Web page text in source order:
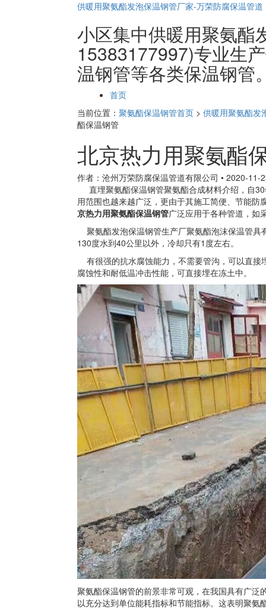
供暖用聚氨酯发泡保温钢管厂家-万荣防腐保温管道
小区集中供暖用聚氨酯
15383177997)专业生
温钢管等各类保温钢管
面
导
航
首页
当前位置： 聚氨酯保温钢管首页 > 供暖用聚氨酯发
酯保温钢管
北京热力用聚氨酯
作者：沧州万荣防腐保温管道有限公司 • 2020-11-
直埋聚氨酯保温钢管聚氨酯合成材料介绍，自
用范围也越来越广泛，更由于其施工简便、节能
京热力用聚氨酯保温钢管广泛应用于各种管道，如
聚氨酯发泡保温钢管生产厂聚氨酯泡沫保温管具
130度水到40公里以外，冷却只有1度左右。
有很强的抗水腐蚀能力，不需要管沟，可以直接
腐蚀性和耐低温冲击性能，可直接埋在冻土中。
聚氨酯保温钢管的前景非常可观，在我国具有广
以充分达到单位能耗指标和节能指标。这表明聚氨